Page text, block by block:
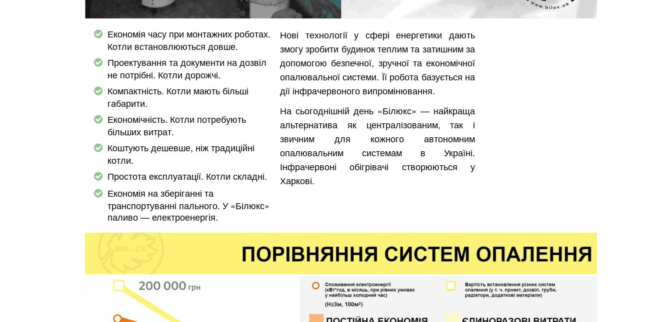
Економія часу при монтажних роботах.
Котли встановлюються довше.
Проектування та документи на дозвіл
не потрібні. Котли дорожчі.
Компактність. Котли мають більші
габарити.
Економічність. Котли потребують
більших витрат.
Коштують дешевше, ніж традиційні
котли.
Простота експлуатації. Котли складні.
Економія на зберіганні та
транспортуванні пального. У «Білюкс»
паливо — електроенергія.
Нові технології у сфері енергетики дають
змогу зробити будинок теплим та затишним за
допомогою безпечної, зручної та економічної
опалювальної системи. Її робота базується на
дії інфрачервоного випромінювання.
На сьогоднішній день «Білюкс» — найкраща
альтернатива як централізованим, так і
звичним для кожного автономним
опалювальним системам в Україні.
Інфрачервоні обігрівачі створюються у
Харкові.